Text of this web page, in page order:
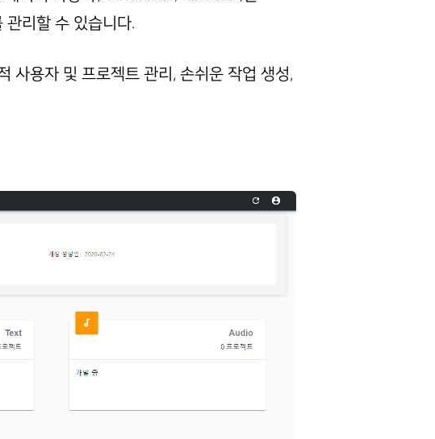
관리할 수 있습니다.
사용자 및 프로젝트 관리, 손쉬운 작업 생성,